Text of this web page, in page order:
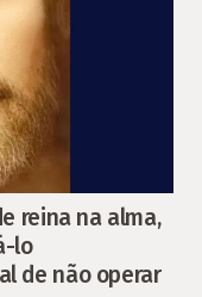
reina na alma,
lo
de não operar